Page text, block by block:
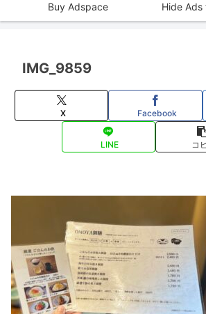
Buy Adspace Hide Ads
IMG_9859
X Facebook
LINE コ